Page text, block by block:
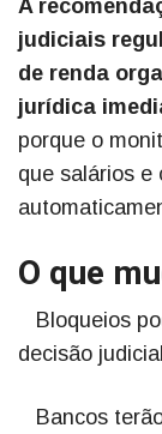
A
judiciais
de renda
jurídica
porque o
que salários e
O que
Bloqueios
decisão
Bancos